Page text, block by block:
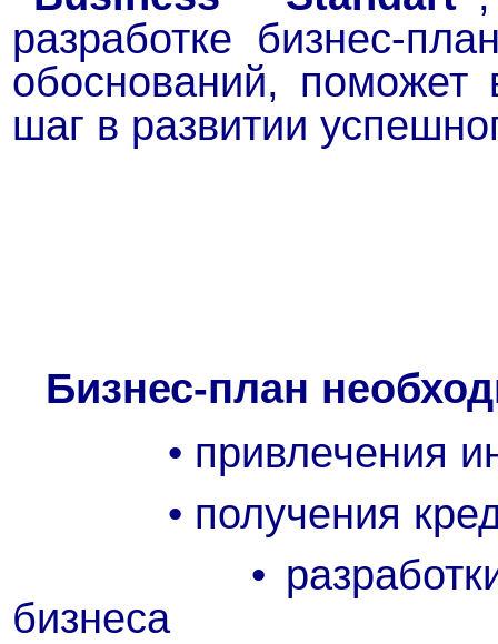
разработке бизнес-
обоснований,
шаг в развитии
Бизнес-план
• привлечения
• получения
• разработки
бизнеса